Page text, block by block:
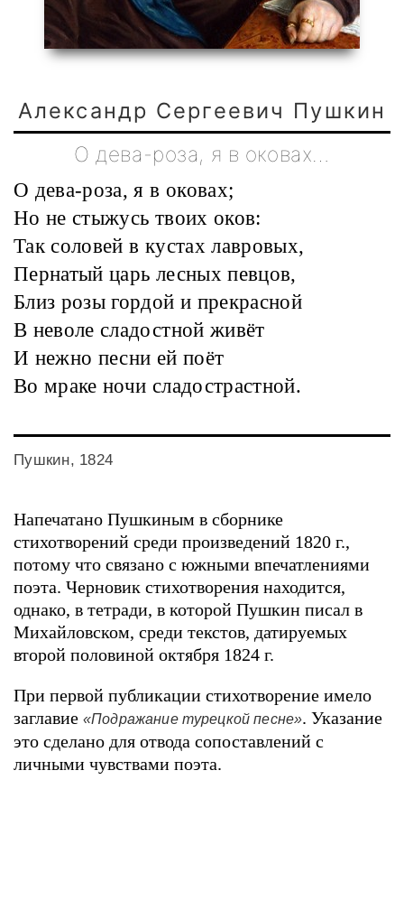
Александр Сергеевич Пушкин
О дева-роза, я в оковах…
О дева-роза, я в оковах;
Но не стыжусь твоих оков:
Так соловей в кустах лавровых,
Пернатый царь лесных певцов,
Близ розы гордой и прекрасной
В неволе сладостной живёт
И нежно песни ей поёт
Во мраке ночи сладострастной.
Пушкин, 1824
Напечатано Пушкиным в сборнике
стихотворений среди произведений 1820 г.,
потому что связано с южными впечатлениями
поэта. Черновик стихотворения находится,
однако, в тетради, в которой Пушкин писал в
Михайловском, среди текстов, датируемых
второй половиной октября 1824 г.
При первой публикации стихотворение имело
заглавие «Подражание турецкой песне». Указание
это сделано для отвода сопоставлений с
личными чувствами поэта.